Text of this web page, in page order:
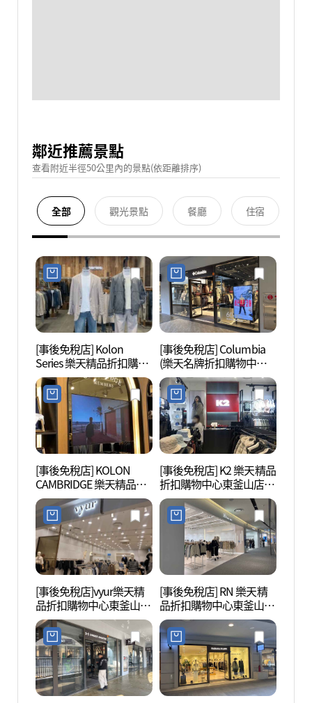
鄰近推薦景點
查看附近半徑50公里內的景點(依距離排序)
全部 觀光景點 餐廳 住宿
[事後免稅店] Kolon
Series 樂天精品折扣購物
中心東釜山店(시리즈 롯
데프리미엄아울렛 동부
산점)
[事後免稅店] Columbia
(樂天名牌折扣購物中心
東釜山店)(컬럼비아 롯데
프리미엄아울렛 동부산
점)
[事後免稅店] KOLON
CAMBRIDGE 樂天精品折
扣購物中心東釜山店(캠
브리지 롯데프리미엄아
울렛 동부산점)
[事後免稅店] K2 樂天精品
折扣購物中心東釜山店
(K2 롯데프리미엄아울렛
동부산점)
[事後免稅店]vyur樂天精
品折扣購物中心東釜山店
(뷰어 롯데프리미엄아울
렛 동부산점)
[事後免稅店] RN 樂天精
品折扣購物中心東釜山店
(RN 롯데프리미엄아울렛
동부산점)